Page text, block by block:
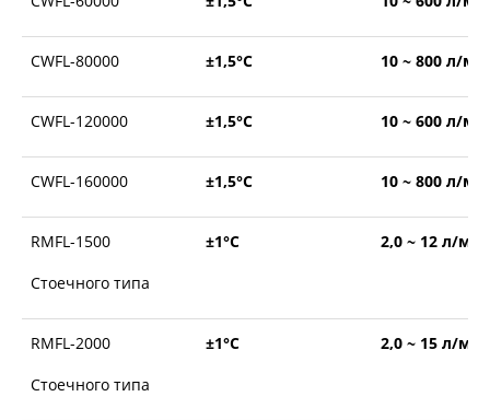
CWFL-80000 ±1,5°С 10 ~ 800 л/
CWFL-120000 ±1,5°С 10 ~ 600 л/
CWFL-160000 ±1,5°С 10 ~ 800 л/
RMFL-1500
Стоечного типа
±1°С 2,0 ~ 12 л/
RMFL-2000
Стоечного типа
±1°С 2,0 ~ 15 л/